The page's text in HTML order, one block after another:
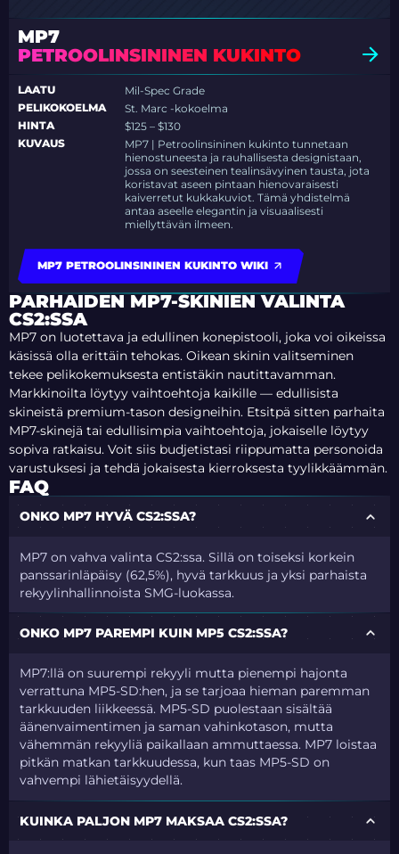
MP7
PETROOLINSININEN KUKINTO
LAATU
Mil-Spec Grade
PELIKOKOELMA
St. Marc -kokoelma
HINTA
$125 – $130
KUVAUS
MP7 | Petroolinsininen kukinto tunnetaan
hienostuneesta ja rauhallisesta designistaan,
jossa on seesteinen tealinsävyinen tausta, jota
koristavat aseen pintaan hienovaraisesti
kaiverretut kukkakuviot. Tämä yhdistelmä
antaa aseelle elegantin ja visuaalisesti
miellyttävän ilmeen.
MP7 PETROOLINSININEN KUKINTO WIKI
PARHAIDEN MP7-SKINIEN VALINTA
CS2:SSA
MP7 on luotettava ja edullinen konepistooli, joka voi oikeissa
käsissä olla erittäin tehokas. Oikean skinin valitseminen
tekee pelikokemuksesta entistäkin nautittavamman.
Markkinoilta löytyy vaihtoehtoja kaikille — edullisista
skineistä premium-tason designeihin. Etsitpä sitten parhaita
MP7-skinejä tai edullisimpia vaihtoehtoja, jokaiselle löytyy
sopiva ratkaisu. Voit siis budjetistasi riippumatta personoida
varustuksesi ja tehdä jokaisesta kierroksesta tyylikkäämmän.
FAQ
ONKO MP7 HYVÄ CS2:SSA?
MP7 on vahva valinta CS2:ssa. Sillä on toiseksi korkein
panssarinläpäisy (62,5%), hyvä tarkkuus ja yksi parhaista
rekyylinhallinnoista SMG-luokassa.
ONKO MP7 PAREMPI KUIN MP5 CS2:SSA?
MP7:llä on suurempi rekyyli mutta pienempi hajonta
verrattuna MP5-SD:hen, ja se tarjoaa hieman paremman
tarkkuuden liikkeessä. MP5-SD puolestaan sisältää
äänenvaimentimen ja saman vahinkotason, mutta
vähemmän rekyyliä paikallaan ammuttaessa. MP7 loistaa
pitkän matkan tarkkuudessa, kun taas MP5-SD on
vahvempi lähietäisyydellä.
KUINKA PALJON MP7 MAKSAA CS2:SSA?